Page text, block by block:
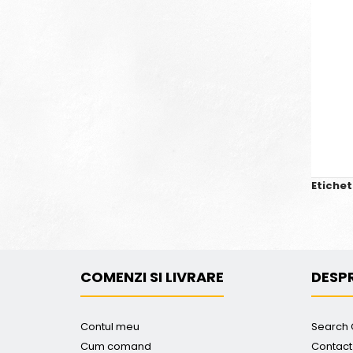
COMENZI SI LIVRARE
Contul meu
Cum comand
Search
Contact